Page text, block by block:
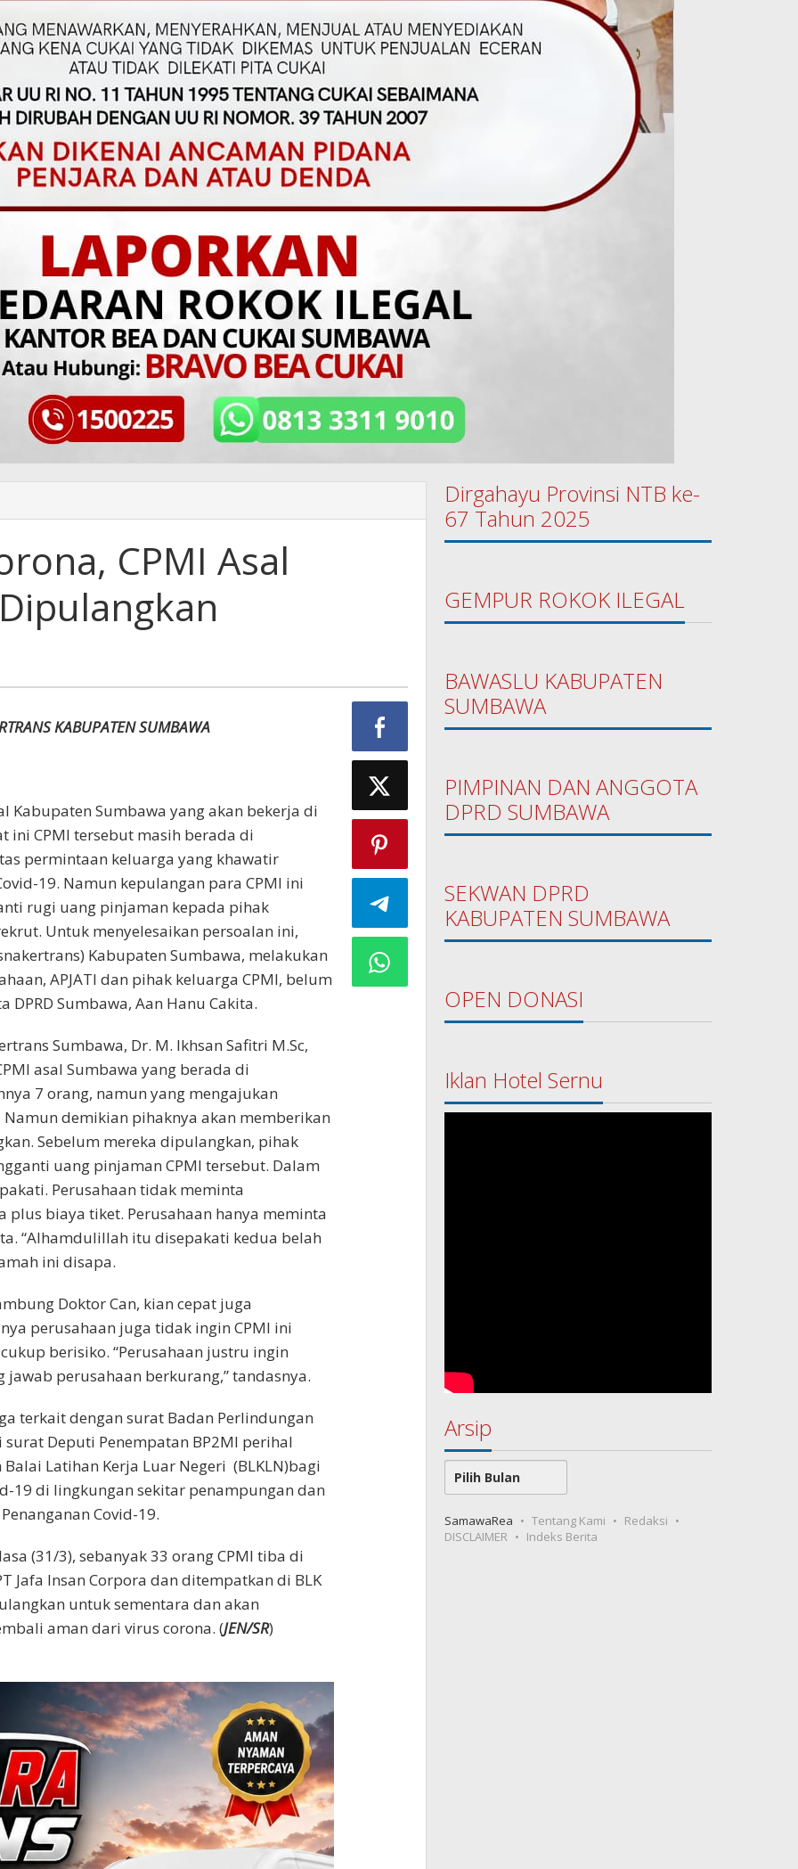
CPMI Asal
KABUPATEN SUMBAWA
Kabupaten Sumbawa yang akan bekerja di
ini CPMI tersebut masih berada di
permintaan keluarga yang khawatir
19. Namun kepulangan para CPMI ini
rugi uang pinjaman kepada pihak
Untuk menyelesaikan persoalan ini,
Kabupaten Sumbawa, melakukan
APJATI dan pihak keluarga CPMI, belum
Sumbawa, Aan Hanu Cakita.
Sumbawa, Dr. M. Ikhsan Safitri M.Sc,
asal Sumbawa yang berada di
7 orang, namun yang mengajukan
demikian pihaknya akan memberikan
Sebelum mereka dipulangkan, pihak
uang pinjaman CPMI tersebut. Dalam
Perusahaan tidak meminta
biaya tiket. Perusahaan hanya meminta
“Alhamdulillah itu disepakati kedua belah
ini disapa.
Doktor Can, kian cepat juga
perusahaan juga tidak ingin CPMI ini
berisiko. “Perusahaan justru ingin
perusahaan berkurang,” tandasnya.
terkait dengan surat Badan Perlindungan
Deputi Penempatan BP2MI perihal
Latihan Kerja Luar Negeri (BLKLN)bagi
19 di lingkungan sekitar penampungan dan
Covid-19.
(31/3), sebanyak 33 orang CPMI tiba di
Jafa Insan Corpora dan ditempatkan di BLK
untuk sementara dan akan
aman dari virus corona. (JEN/SR)
Dirgahayu Provinsi NTB ke-
67 Tahun 2025
GEMPUR ROKOK ILEGAL
BAWASLU KABUPATEN
SUMBAWA
PIMPINAN DAN ANGGOTA
DPRD SUMBAWA
SEKWAN DPRD
KABUPATEN SUMBAWA
OPEN DONASI
Iklan Hotel Sernu
Arsip
Arsip
SamawaRea Tentang Kami
Redaksi
DISCLAIMER
Indeks Berita